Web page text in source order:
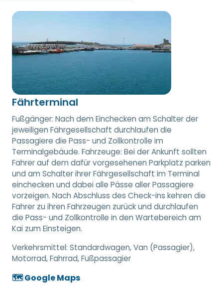
Fährterminal
Fußgänger: Nach dem Einchecken am Schalter der
jeweiligen Fährgesellschaft durchlaufen die
Passagiere die Pass- und Zollkontrolle im
Terminalgebäude. Fahrzeuge: Bei der Ankunft sollten
Fahrer auf dem dafür vorgesehenen Parkplatz parken
und am Schalter ihrer Fährgesellschaft im Terminal
einchecken und dabei alle Pässe aller Passagiere
vorzeigen. Nach Abschluss des Check-ins kehren die
Fahrer zu ihren Fahrzeugen zurück und durchlaufen
die Pass- und Zollkontrolle in den Wartebereich am
Kai zum Einsteigen.
Verkehrsmittel: Standardwagen, Van (Passagier),
Motorrad, Fahrrad, Fußpassagier
🗺️ Google Maps